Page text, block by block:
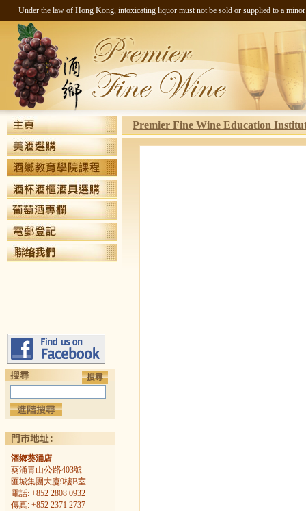
Under the law of Hong Kong, intoxicating liquor must not be sold or supplied to a
酒鄉葵涌店
葵涌青山公路403號
匯城集團大廈9樓B室
電話: +852 2808 0932
傳真: +852 2371 2737
Premier Fine Wine Education